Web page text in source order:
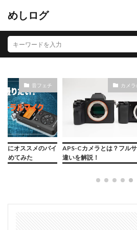
めしログ
音フェチ
にオススメのバイ
めてみた
カメ
APS-Cカメラとは？フル
違いを解説！